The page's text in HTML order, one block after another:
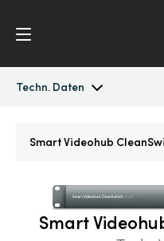
Techn. Daten
Techn. Daten
Austria
Smart Videohub
Smart